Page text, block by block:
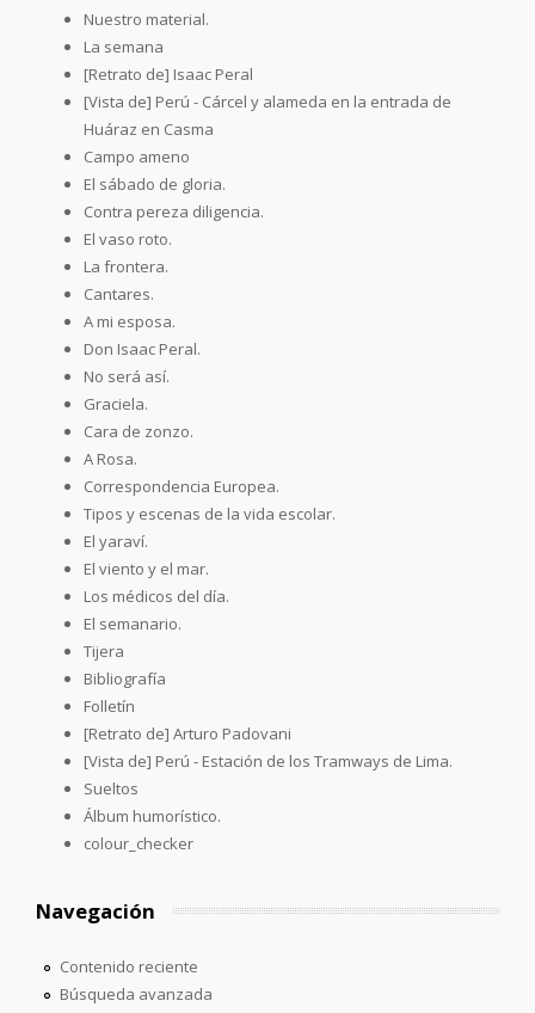
Nuestro material.
La semana
[Retrato de] Isaac Peral
[Vista de] Perú - Cárcel y alameda en la entrada de
Huáraz en Casma
Campo ameno
El sábado de gloria.
Contra pereza diligencia.
El vaso roto.
La frontera.
Cantares.
A mi esposa.
Don Isaac Peral.
No será así.
Graciela.
Cara de zonzo.
A Rosa.
Correspondencia Europea.
Tipos y escenas de la vida escolar.
El yaraví.
El viento y el mar.
Los médicos del día.
El semanario.
Tijera
Bibliografía
Folletín
[Retrato de] Arturo Padovani
[Vista de] Perú - Estación de los Tramways de Lima.
Sueltos
Álbum humorístico.
colour_checker
Navegación
Contenido reciente
Búsqueda avanzada